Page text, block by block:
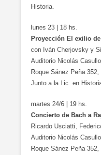
Historia.
lunes 23 | 18 hs.
Proyección El exilio
con Iván Cherjovsky y
Auditorio Nicolás
Roque Sánez Peña 352,
Junto a la Lic. en
martes 24/6 | 19 hs.
Concierto de Bach a
Ricardo Usciatti,
Auditorio Nicolás
Roque Sánez Peña 352,